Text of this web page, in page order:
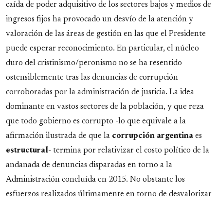
caída de poder adquisitivo de los sectores bajos y medios de
ingresos fijos ha provocado un desvío de la atención y
valoración de las áreas de gestión en las que el Presidente
puede esperar reconocimiento. En particular, el núcleo
duro del cristinismo/peronismo no se ha resentido
ostensiblemente tras las denuncias de corrupción
corroboradas por la administración de justicia. La idea
dominante en vastos sectores de la población, y que reza
que todo gobierno es corrupto -lo que equivale a la
afirmación ilustrada de que la corrupción argentina es
estructural- termina por relativizar el costo político de la
andanada de denuncias disparadas en torno a la
Administración concluída en 2015. No obstante los
esfuerzos realizados últimamente en torno de desvalorizar